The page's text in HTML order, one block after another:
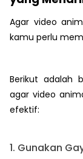
Agar video
kamu perlu
Berikut adalah
agar video
efektif:
1. Gunakan